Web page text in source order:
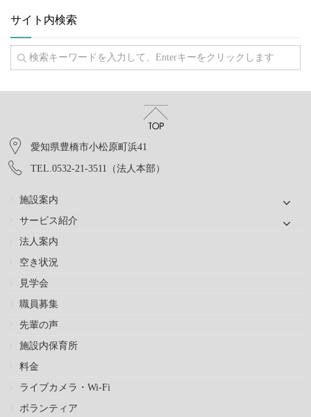
サイト内検索
愛知県豊橋市小松原町浜41
TEL.0532-21-3511（法人本部）
施設案内
サービス紹介
法人案内
空き状況
見学会
職員募集
先輩の声
施設内保育所
料金
ライブカメラ・Wi-Fi
ボランティア